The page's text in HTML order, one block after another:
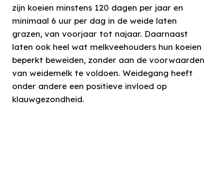
zijn koeien minstens 120 dagen per jaar en
minimaal 6 uur per dag in de weide laten
grazen, van voorjaar tot najaar. Daarnaast
laten ook heel wat melkveehouders hun koeien
beperkt beweiden, zonder aan de voorwaarden
van weidemelk te voldoen. Weidegang heeft
onder andere een positieve invloed op
klauwgezondheid.